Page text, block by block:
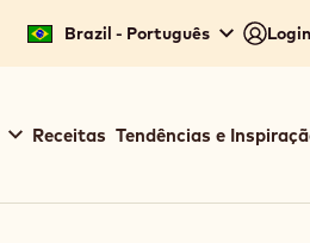
Brazil - Português Login
Receitas Tendências e